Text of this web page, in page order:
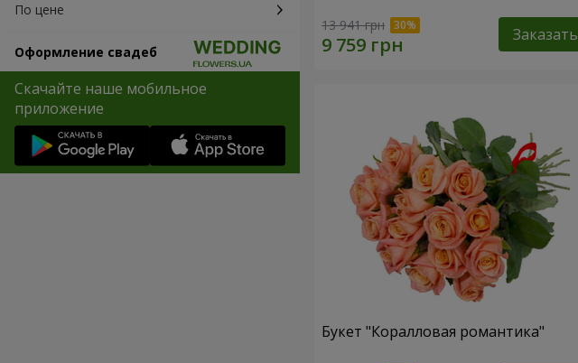
По цене
Оформление свадеб
Скачайте наше мобильное
приложение
13 941 грн Заказать
Букет "Коралловая романтика"